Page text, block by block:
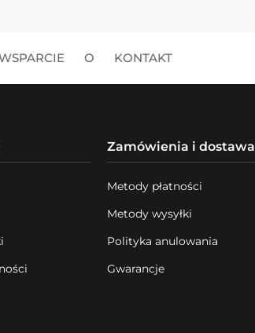
O KONTAKT
Zamówienia i dostawa
Metody płatności
Metody wysyłki
Polityka anulowania
Gwarancje